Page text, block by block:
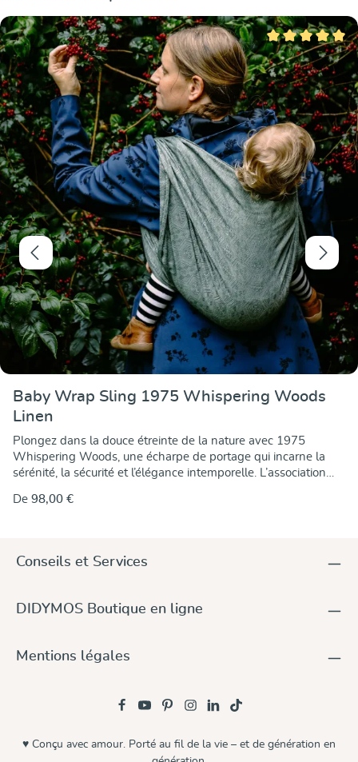
Note moyenne de
Baby Wrap Sling 1975 Whispering Woods
Linen
Plongez dans la douce étreinte de la nature avec 1975
Whispering Woods, une écharpe de portage qui incarne la
sérénité, la sécurité et l’élégance intemporelle. L’association
profond évoque une forêt paisible à l’aube, où le vent
de lin apportent une texture agréable et d'excellentes
pour les plus grands bébés. Matière : Coton & Lin
Caractéristiques : Respirant, durable, avec une texture
Laissez-vous accompagner par 1975 Whispering Woods et
portez votre enfant avec style, confort et la magie de la
De 98,00 €
Conseils et Services
DIDYMOS Boutique en ligne
Mentions légales
♥ Conçu avec amour. Porté au fil de la vie – et de génération en